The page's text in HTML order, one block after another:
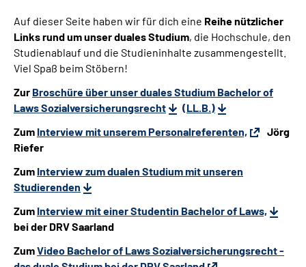
Bachelor Wirtschaftsinformatik
Erweiterte Suche
Gebärdensprache
Leichte Sprache
Auf dieser Seite haben wir für dich eine Reihe nützlicher
Linksrund um unser duales Studium, die Hochschule, den
Studienablauf und die Studieninhalte zusammengestellt.
Viel Spaß beim Stöbern!
Zur Broschüre über unser duales Studium Bachelor of
Laws Sozialversicherungsrecht
(LL.B.)
Zum Interview mit unserem Personalreferenten,
Jörg
Riefer
Zum Interview zum dualen Studium mit unseren
Studierenden
Zum Interview mit einer Studentin Bachelor of Laws,
bei der DRV Saarland
ZumVideo Bachelor of Laws Sozialversicherungsrecht -